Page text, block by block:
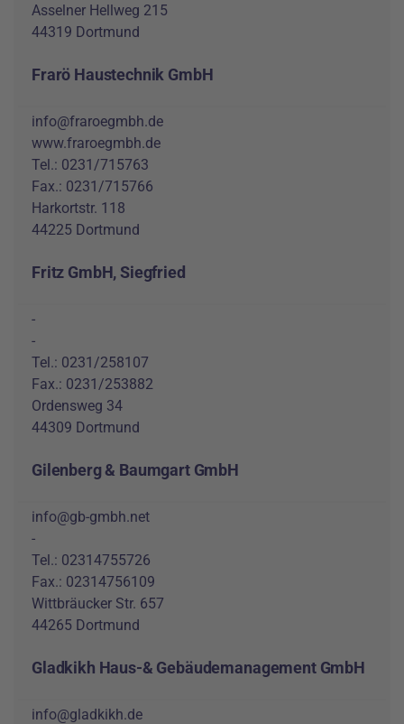
Asselner Hellweg 215
44319 Dortmund
Frarö Haustechnik GmbH
info@fraroegmbh.de
www.fraroegmbh.de
Tel.: 0231/715763
Fax.: 0231/715766
Harkortstr. 118
44225 Dortmund
Fritz GmbH, Siegfried
-
-
Tel.: 0231/258107
Fax.: 0231/253882
Ordensweg 34
44309 Dortmund
Gilenberg & Baumgart GmbH
info@gb-gmbh.net
-
Tel.: 02314755726
Fax.: 02314756109
Wittbräucker Str. 657
44265 Dortmund
Gladkikh Haus-& Gebäudemanagement GmbH
info@gladkikh.de